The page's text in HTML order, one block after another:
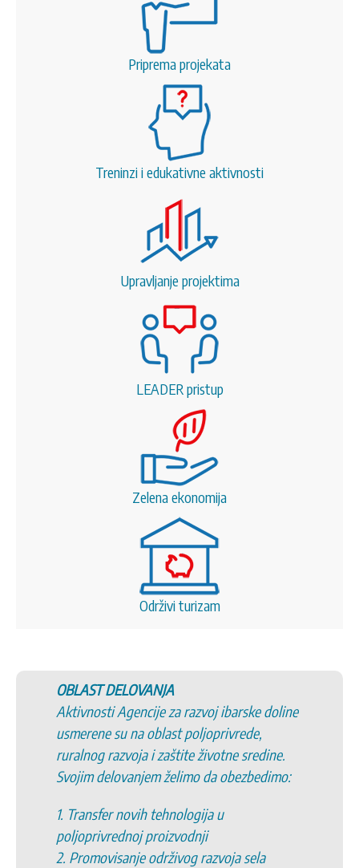
Priprema projekata
Treninzi i edukativne aktivnosti
Upravljanje projektima
LEADER pristup
Zelena ekonomija
Održivi turizam
DELOVANJA
Agencije za razvoj ibarske doline
su na oblast poljoprivrede,
razvoja i zaštite životne sredine.
želimo da obezbedimo:
novih tehnologija u
proizvodnji
održivog razvoja sela
6.
opština/